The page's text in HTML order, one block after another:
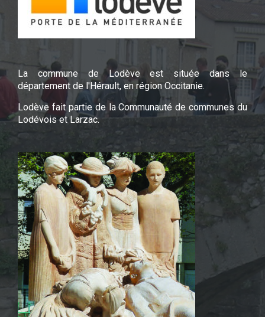
La commune de Lodève est située dans le
département de l'Hérault, en région Occitanie.
Lodève fait partie de la Communauté de communes du
Lodévois et Larzac.